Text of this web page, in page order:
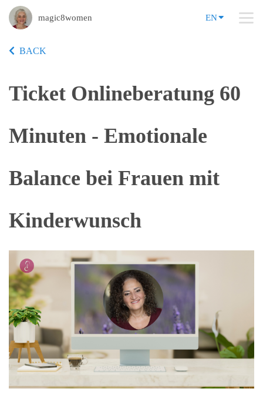
magic8women EN
BACK
Ticket Onlineberatung 60
Minuten - Emotionale
Balance bei Frauen mit
Kinderwunsch